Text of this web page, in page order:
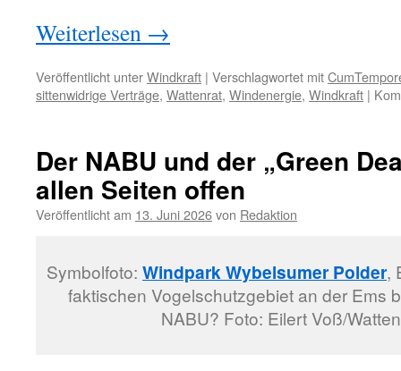
Weiterlesen →
Veröffentlicht unterWindkraft | Verschlagwortet mit
sittenwidrige Verträge, Wattenrat, Windenergie, Windkraft |
Der NABU und der „Green
allen Seiten offen
Veröffentlicht am 13. Juni 2026von Redaktion
Symbolfoto: Windpark Wybelsumer Polder,
faktischen Vogelschutzgebiet an der Ems
NABU? Foto: Eilert Voß/